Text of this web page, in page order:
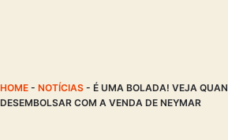
HOME - NOTÍCIAS - É UMA BOLADA! VEJA
DESEMBOLSAR COM A VENDA DE NEYMAR